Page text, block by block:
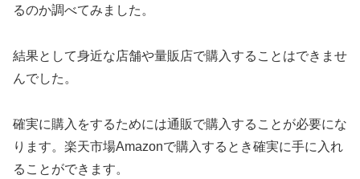
るのか調べてみました。
結果として身近な店舗や量販店で購入することはできませ
んでした。
確実に購入をするためには通販で購入することが必要にな
ります。楽天市場Amazonで購入するとき確実に手に入れ
ることができます。